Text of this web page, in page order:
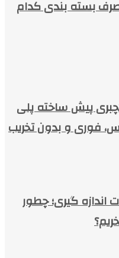
بسته بندی کدام
پیش ساخته پلی
فوری و بدون تخریب
اندازه گیری؛ چطور